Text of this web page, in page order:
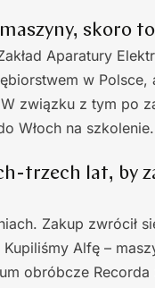
skoro
Aparatury
w
związku z tym po
Włoch na szkolenie.
trzech lat, by
Zakup zwrócił
Alfę –
obróbcze Recorda